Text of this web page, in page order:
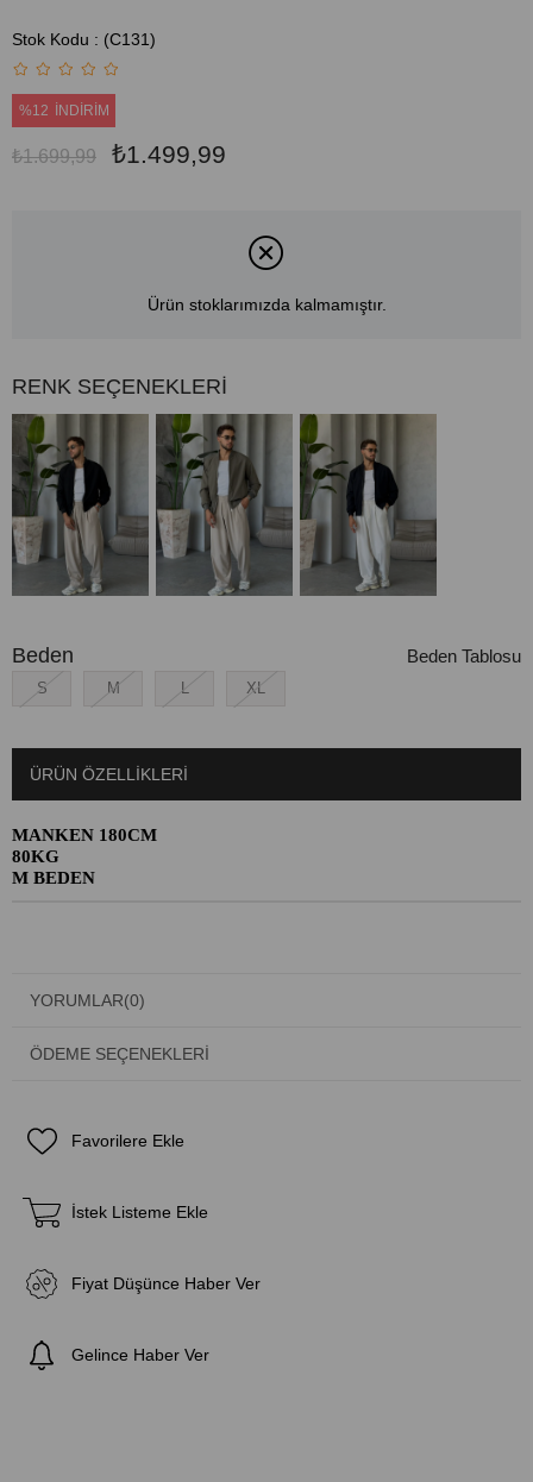
Stok Kodu (C131)
%12 İNDIRIM
₺1.699,99 ₺1.499,99
Ürün stoklarımızda kalmamıştır.
RENK SEÇENEKLERİ
Beden
S M L XL
Beden Tablosu
ÜRÜN ÖZELLIKLERI
MANKEN 180CM
80KG
M BEDEN
YORUMLAR(0)
ÖDEME SEÇENEKLERI
Favorilere Ekle
İstek Listeme Ekle
Fiyat Düşünce Haber Ver
Gelince Haber Ver